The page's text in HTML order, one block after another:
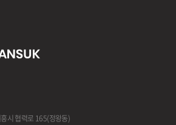
시 협력로 165(정왕동)